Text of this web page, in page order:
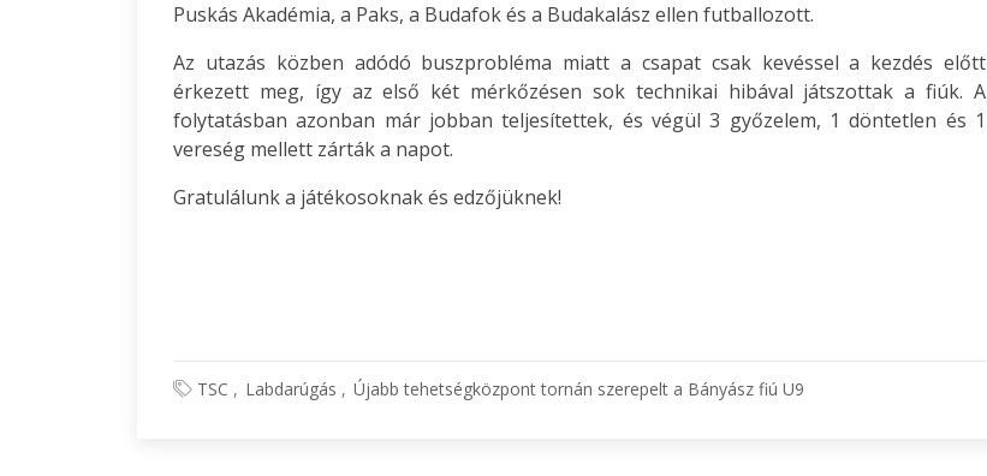
Puskás Akadémia, a Paks, a Budafok és a Budakalász ellen futballozott.
Az utazás közben adódó buszprobléma miatt a csapat csak kevéssel a kezdés előtt
érkezett meg, így az első két mérkőzésen sok technikai hibával játszottak a fiúk. A
folytatásban azonban már jobban teljesítettek, és végül 3 győzelem, 1 döntetlen és 1
vereség mellett zárták a napot.
Gratulálunk a játékosoknak és edzőjüknek!
TSC Labdarúgás Újabb tehetségközpont tornán szerepelt a Bányász fiú U9